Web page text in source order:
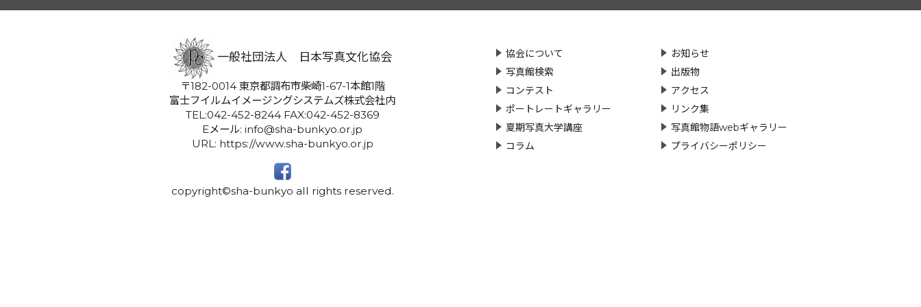
協会について
写真館検索
コンテスト
ポートレートギャラリー
夏期写真大学講座
コラム
お知らせ
出版物
アクセス
リンク集
写真館物語webギャラリー
プライバシーポリシー
一般社団法人 日本写真文化協会
〒182-0014 東京都調布市柴崎1-67-1本館1階
富士フイルムイメージングシステムズ株式会社内
TEL:042-452-8244 FAX:042-452-8369
Eメール: info@sha-bunkyo.or.jp
URL: https://www.sha-bunkyo.or.jp
copyright©sha-bunkyo all rights reserved.